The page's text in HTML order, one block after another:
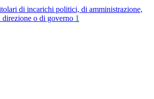
di incarichi politici, di amministrazione,
direzione o di governo 1